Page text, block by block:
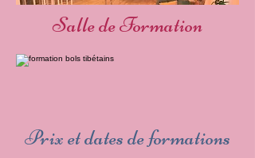
Salle de Formation
Prix et dates de formations